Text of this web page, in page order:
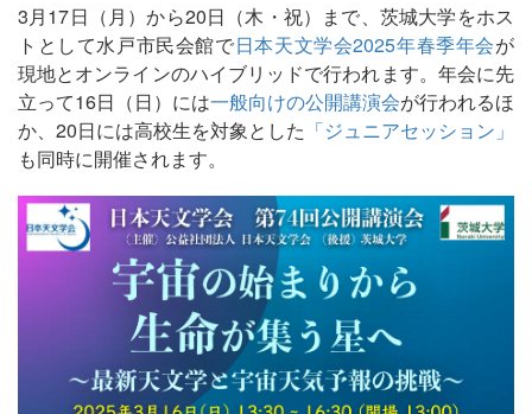
3月17日（月）から20日（木・祝）まで、茨城大学をホス
トとして水戸市民会館で日本天文学会2025年春季年会が
現地とオンラインのハイブリッドで行われます。年会に先
立って16日（日）には一般向けの公開講演会が行われるほ
か、20日には高校生を対象とした 「ジュニアセッション」
も同時に開催されます。